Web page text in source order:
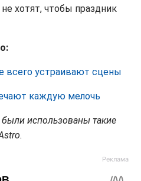
хотят, чтобы праздник
всего устраивают сцены
каждую мелочь
использованы такие